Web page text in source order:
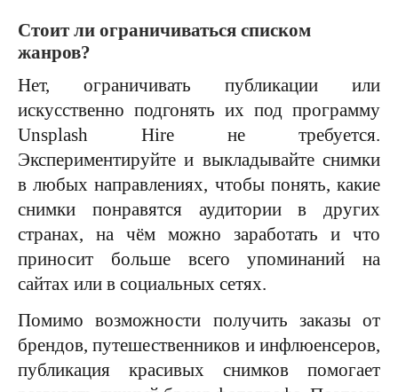
Стоит ли ограничиваться списком
жанров?
Нет, ограничивать публикации или
искусственно подгонять их под программу
Unsplash Hire не требуется.
Экспериментируйте и выкладывайте снимки
в любых направлениях, чтобы понять, какие
снимки понравятся аудитории в других
странах, на чём можно заработать и что
приносит больше всего упоминаний на
сайтах или в социальных сетях.
Помимо возможности получить заказы от
брендов, путешественников и инфлюенсеров,
публикация красивых снимков помогает